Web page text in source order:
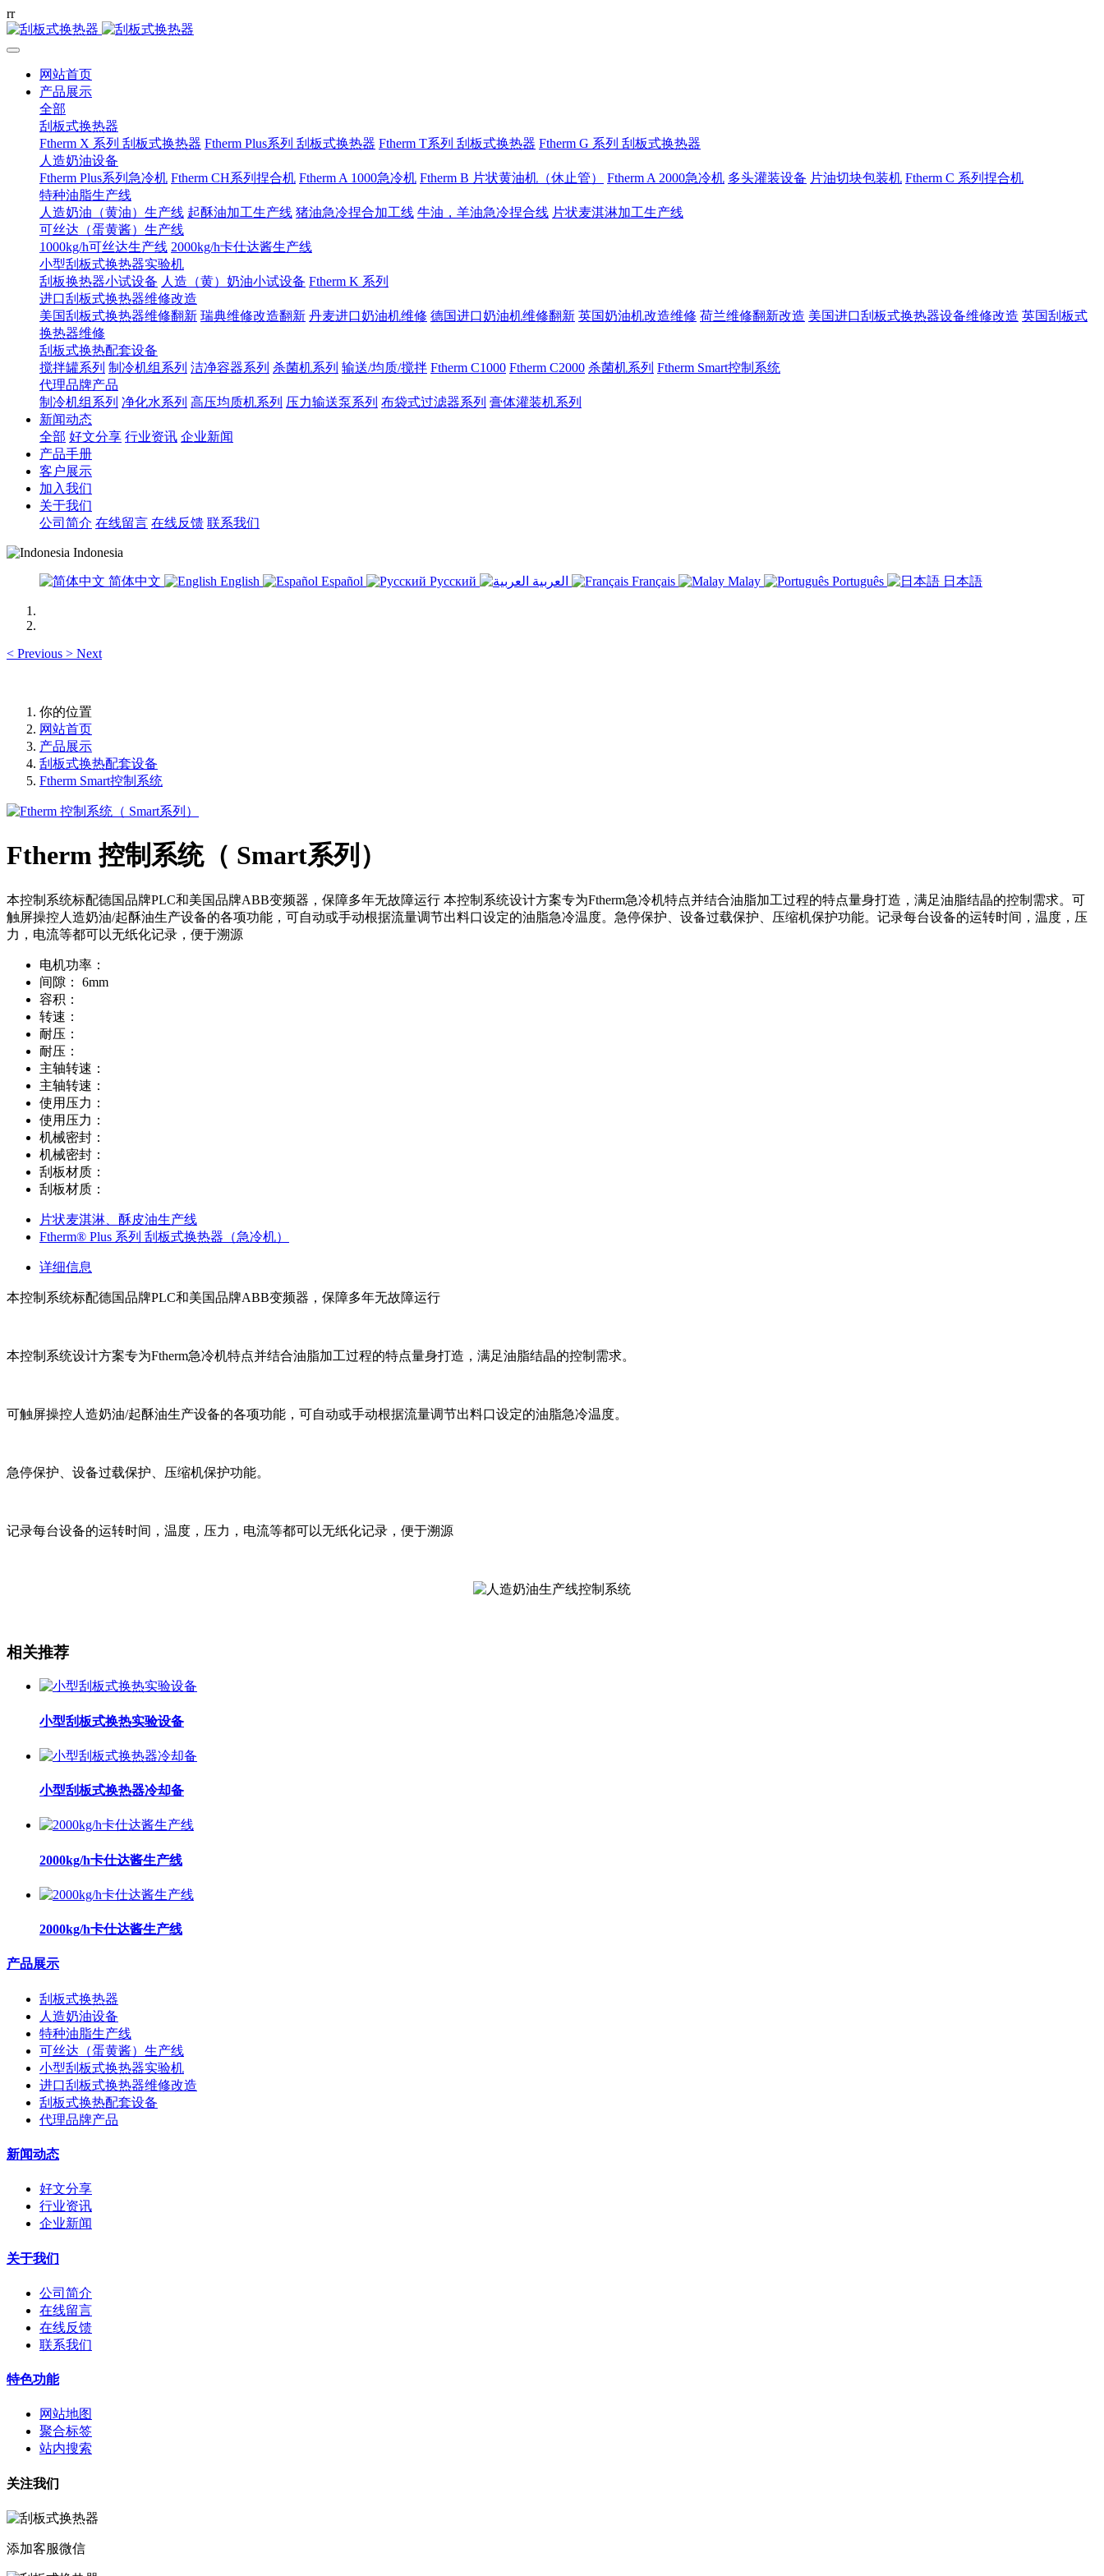
rr
网站首页
产品展示
全部
刮板式换热器
Ftherm X 系列 刮板式换热器 Ftherm Plus系列 刮板式换热器 Ftherm T系列 刮板式换热器 Ftherm G 系列 刮板式换热器
人造奶油设备
Ftherm Plus系列急冷机 Ftherm CH系列捏合机 Ftherm A 1000急冷机 Ftherm B 片状黄油机（休止管） Ftherm A 2000急冷机 多头灌装设备 片油切块包装机 Ftherm C 系列捏合机
特种油脂生产线
人造奶油（黄油）生产线 起酥油加工生产线 猪油急冷捏合加工线 牛油，羊油急冷捏合线 片状麦淇淋加工生产线
可丝达（蛋黄酱）生产线
1000kg/h可丝达生产线 2000kg/h卡仕达酱生产线
小型刮板式换热器实验机
刮板换热器小试设备 人造（黄）奶油小试设备 Ftherm K 系列
进口刮板式换热器维修改造
美国刮板式换热器维修翻新 瑞典维修改造翻新 丹麦进口奶油机维修 德国进口奶油机维修翻新 英国奶油机改造维修 荷兰维修翻新改造 美国进口刮板式换热器设备维修改造 英国刮板式
换热器维修
刮板式换热配套设备
搅拌罐系列 制冷机组系列 洁净容器系列 杀菌机系列 输送/均质/搅拌 Ftherm C1000 Ftherm C2000 杀菌机系列 Ftherm Smart控制系统
代理品牌产品
制冷机组系列 净化水系列 高压均质机系列 压力输送泵系列 布袋式过滤器系列 膏体灌装机系列
新闻动态
全部 好文分享 行业资讯 企业新闻
产品手册
客户展示
加入我们
关于我们
公司简介 在线留言 在线反馈 联系我们
Indonesia
简体中文 English Español Русский Français Malay Português 日本語
< Previous > Next
你的位置
网站首页
产品展示
刮板式换热配套设备
Ftherm Smart控制系统
Ftherm 控制系统（ Smart系列）
本控制系统标配德国品牌PLC和美国品牌ABB变频器，保障多年无故障运行 本控制系统设计方案专为Ftherm急冷机特点并结合油脂加工过程的特点量身打造，满足油脂结晶的控制需求。可
触屏操控人造奶油/起酥油生产设备的各项功能，可自动或手动根据流量调节出料口设定的油脂急冷温度。急停保护、设备过载保护、压缩机保护功能。记录每台设备的运转时间，温度，压
力，电流等都可以无纸化记录，便于溯源
电机功率：
间隙：
6mm
容积：
转速：
耐压：
耐压：
主轴转速：
主轴转速：
使用压力：
使用压力：
机械密封：
机械密封：
刮板材质：
刮板材质：
片状麦淇淋、酥皮油生产线
Ftherm® Plus 系列 刮板式换热器（急冷机）
详细信息
本控制系统标配德国品牌PLC和美国品牌ABB变频器，保障多年无故障运行
本控制系统设计方案专为Ftherm急冷机特点并结合油脂加工过程的特点量身打造，满足油脂结晶的控制需求。
可触屏操控人造奶油/起酥油生产设备的各项功能，可自动或手动根据流量调节出料口设定的油脂急冷温度。
急停保护、设备过载保护、压缩机保护功能。
记录每台设备的运转时间，温度，压力，电流等都可以无纸化记录，便于溯源
相关推荐
小型刮板式换热实验设备
小型刮板式换热器冷却备
2000kg/h卡仕达酱生产线
2000kg/h卡仕达酱生产线
产品展示
刮板式换热器
人造奶油设备
特种油脂生产线
可丝达（蛋黄酱）生产线
小型刮板式换热器实验机
进口刮板式换热器维修改造
刮板式换热配套设备
代理品牌产品
新闻动态
好文分享
行业资讯
企业新闻
关于我们
公司简介
在线留言
在线反馈
联系我们
特色功能
网站地图
聚合标签
站内搜索
关注我们
添加客服微信